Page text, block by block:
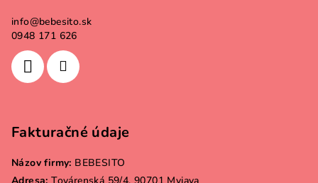
info@bebesito.sk
0948 171 626
Fakturačné údaje
Názov firmy: BEBESITO
Adresa: Továrenská 59/4, 90701 Myjava